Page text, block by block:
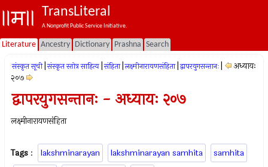
TransLiteral
A Nonprofit Public Service Initiative.
Literature Ancestry Dictionary Prashna Search
संस्कृत सूची संस्कृत स्तोत्र साहित्य संहिता लक्ष्मीनारायणसंहिता द्वापरयुगसन्तानः
अध्यायः
२०७
द्वापरयुगसन्तानः - अध्यायः २०७
लक्ष्मीनारायणसंहिता
Tags : lakshminarayan lakshminarayan samhita
samhita